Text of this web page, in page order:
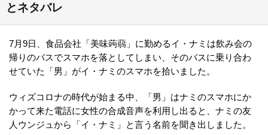
とネタバレ
7月9日、食品会社「美味蒟蒻」に勤めるイ・ナミは飲み会の
帰りのバスでスマホを落としてしまい、そのバスに乗り合わ
せていた「男」がイ・ナミのスマホを拾いました。
ウィズコロナの時代が始まる中、「男」はナミのスマホにか
かって来た電話に女性の合成音声を利用し出ると、ナミの友
人ウンジュから「イ・ナミ」と言う名前を聞き出しました。